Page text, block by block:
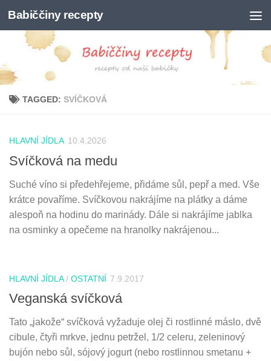
Skip to content
Babiččiny recepty
TAGGED: SVÍČKOVÁ
HLAVNÍ JÍDLA 10.4.2026
Svíčková na medu
Suché víno si předehřejeme, přidáme sůl, pepř a med. Vše
krátce povaříme. Svíčkovou nakrájíme na plátky a dáme
alespoň na hodinu do marinády. Dále si nakrájíme jablka
na osminky a opečeme na hranolky nakrájenou...
HLAVNÍ JÍDLA/ OSTATNÍ 7.9.2017
Veganská svíčková
Tato „jakože“ svíčková vyžaduje olej či rostlinné máslo, dvě
cibule, čtyři mrkve, jednu petržel, 1/2 celeru, zeleninový
bujón nebo sůl, sójový jogurt (nebo rostlinnou smetanu +